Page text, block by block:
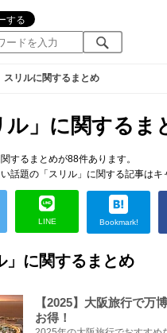
スリルに関するまとめ
ル」に関するま
関するまとめが88件あります。
話題の「スリル」に関する記事は
LINE Bookmark!
」に関するまとめ
【2025】大阪旅行で万
お得！